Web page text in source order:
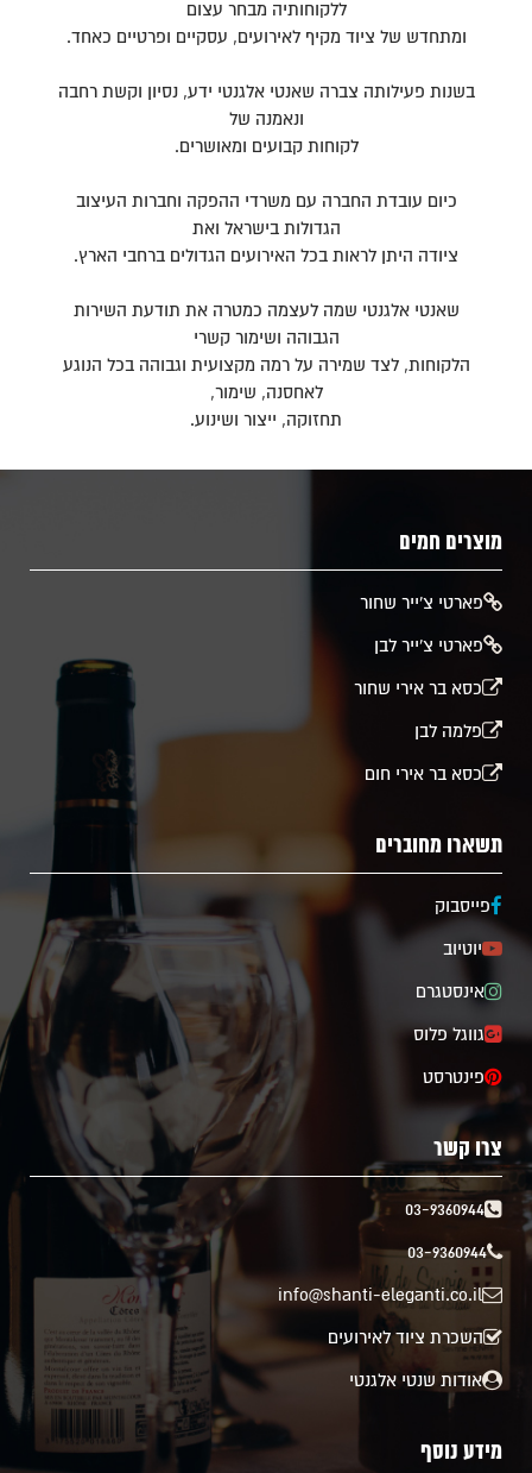
ללקוחותיה מבחר עצום
ומתחדש של ציוד מקיף לאירועים, עסקיים ופרטיים כאחד.
בשנות פעילותה צברה שאנטי אלגנטי ידע, נסיון וקשת רחבה
ונאמנה של
לקוחות קבועים ומאושרים.
כיום עובדת החברה עם משרדי ההפקה וחברות העיצוב
הגדולות בישראל ואת
ציודה היתן לראות בכל האירועים הגדולים ברחבי הארץ.
שאנטי אלגנטי שמה לעצמה כמטרה את תודעת השירות
הגבוהה ושימור קשרי
הלקוחות, לצד שמירה על רמה מקצועית וגבוהה בכל הנוגע
לאחסנה, שימור,
תחזוקה, ייצור ושינוע.
מוצרים חמים
​פארטי צ'ייר שחור
פארטי צ'ייר לבן
כסא בר אירי שחור
פלמה לבן
כסא בר אירי חום
תשארו מחוברים
פייסבוק
יוטיוב
אינסטגרם
גווגל פלוס
פינטרסט
צרו קשר
03-9360944
03-9360944
info@shanti-eleganti.co.il
השכרת ציוד לאירועים
אודות שנטי אלגנטי
מידע נוסף